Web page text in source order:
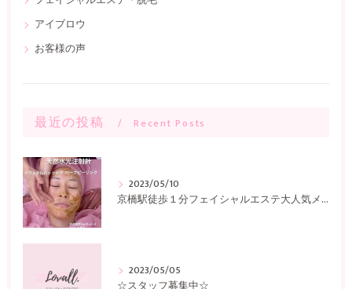
アイブロウ
お客様の声
最近の投稿 Recent Posts
2023/05/10
京橋駅徒歩１分フェイシャルエステ大人気メニュー♪〜Lovall〜
2023/05/05